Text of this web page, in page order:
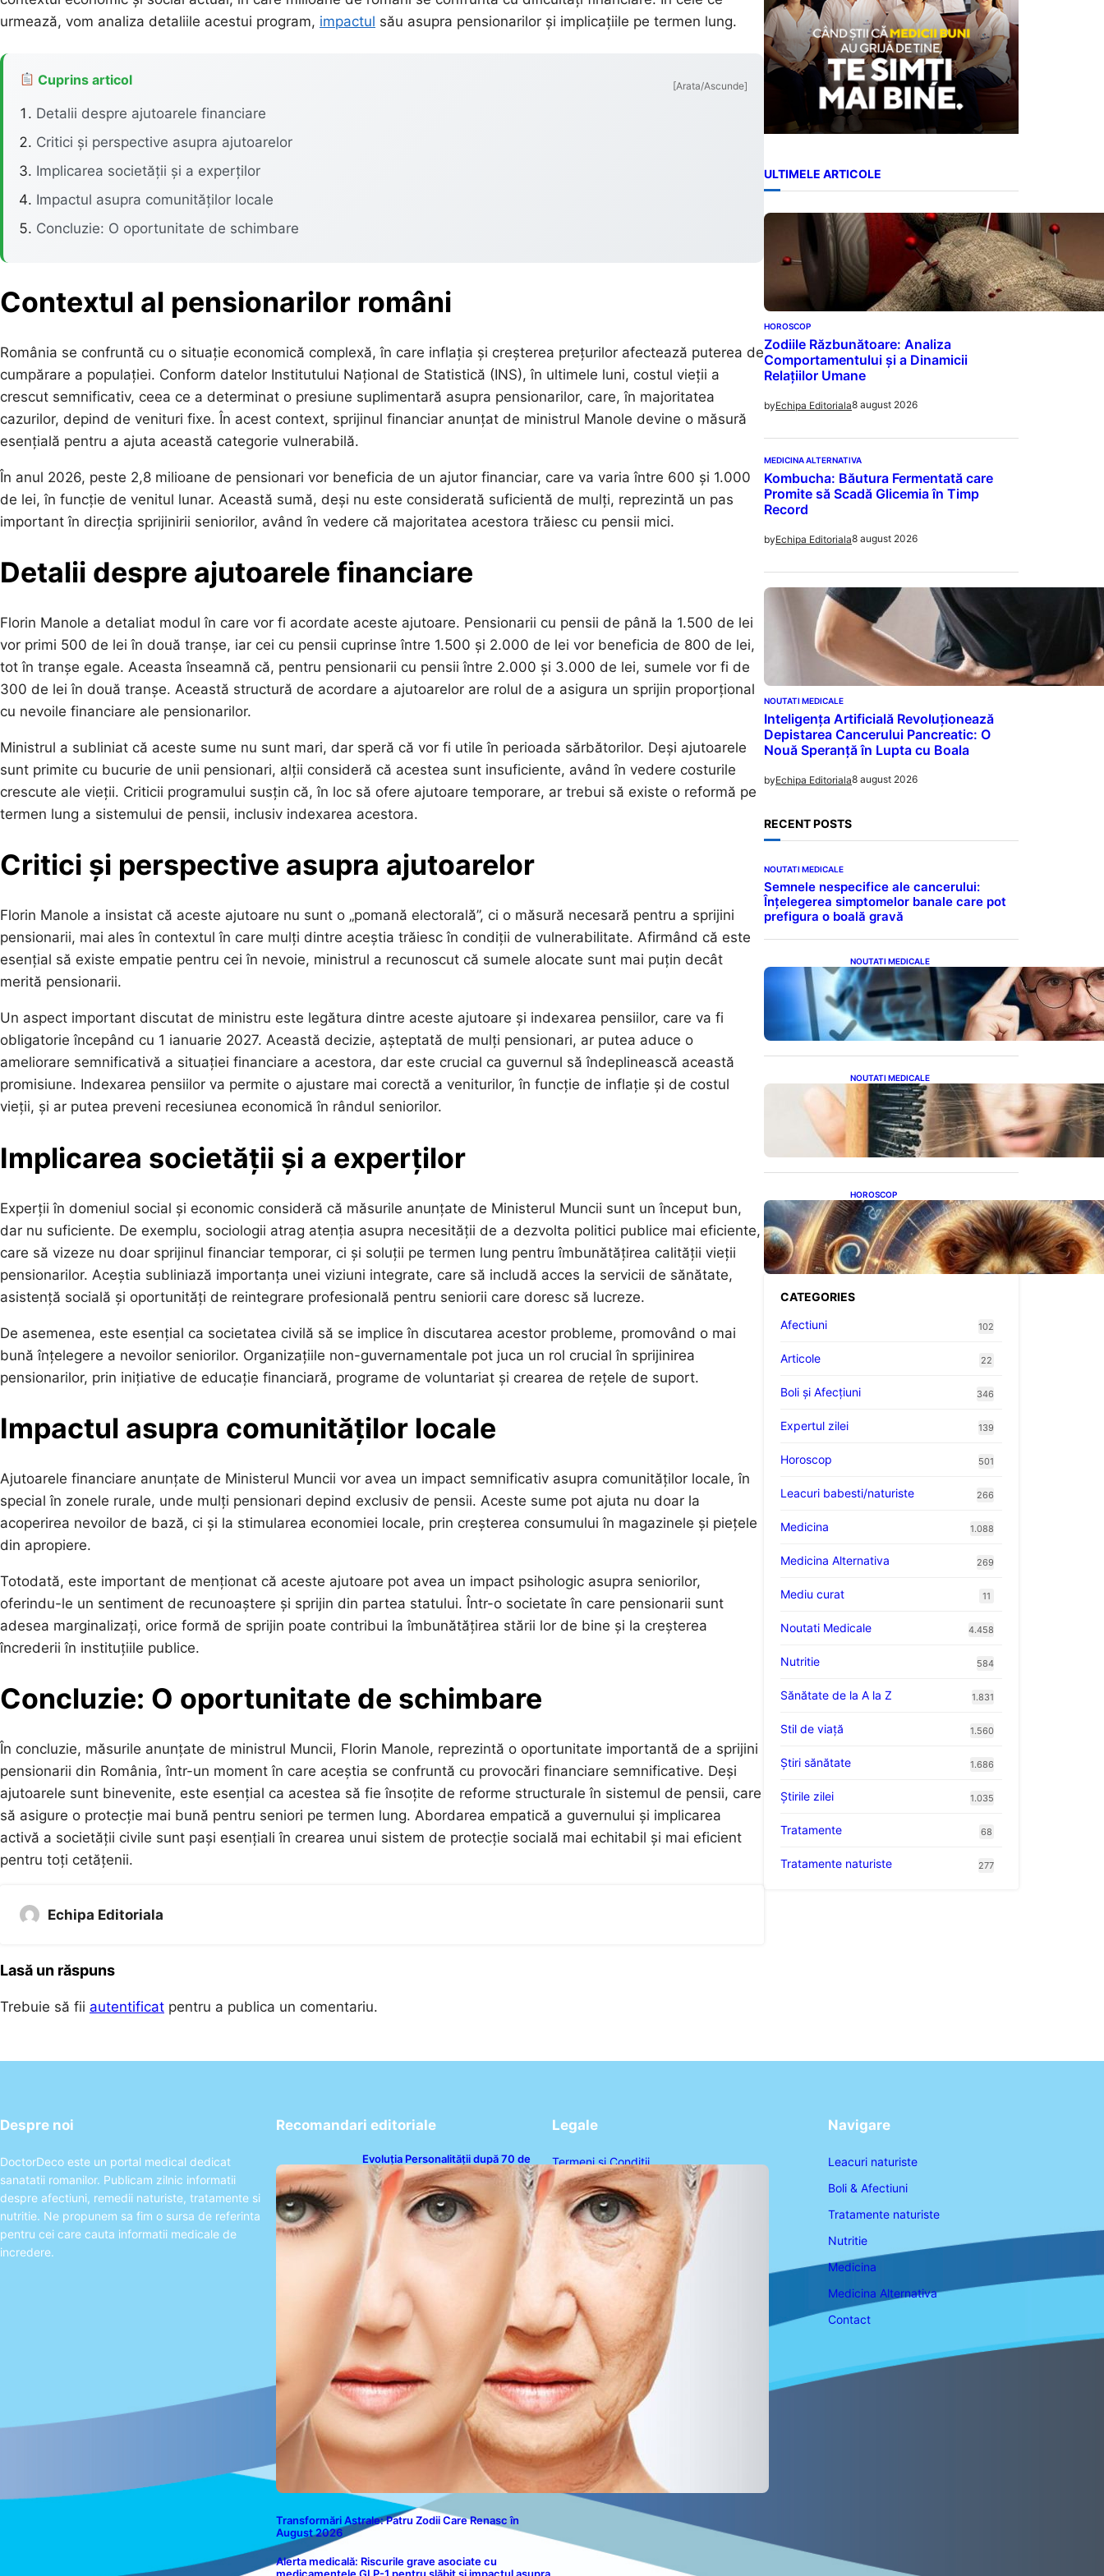
urmează, vom analiza detaliile acestui program, impactul său asupra pensionarilor și implicațiile pe termen lung.
Cuprins articol [Arata/Ascunde]
Detalii despre ajutoarele financiare
Critici și perspective asupra ajutoarelor
Implicarea societății și a experților
Impactul asupra comunităților locale
Concluzie: O oportunitate de schimbare
Contextul al pensionarilor români
România se confruntă cu o situație economică complexă, în care inflația și creșterea prețurilor afectează puterea de
cumpărare a populației. Conform datelor Institutului Național de Statistică (INS), în ultimele luni, costul vieții a
crescut semnificativ, ceea ce a determinat o presiune suplimentară asupra pensionarilor, care, în majoritatea
cazurilor, depind de venituri fixe. În acest context, sprijinul financiar anunțat de ministrul Manole devine o măsură
esențială pentru a ajuta această categorie vulnerabilă.
În anul 2026, peste 2,8 milioane de pensionari vor beneficia de un ajutor financiar, care va varia între 600 și 1.000
de lei, în funcție de venitul lunar. Această sumă, deși nu este considerată suficientă de mulți, reprezintă un pas
important în direcția sprijinirii seniorilor, având în vedere că majoritatea acestora trăiesc cu pensii mici.
Detalii despre ajutoarele financiare
Florin Manole a detaliat modul în care vor fi acordate aceste ajutoare. Pensionarii cu pensii de până la 1.500 de lei
vor primi 500 de lei în două tranșe, iar cei cu pensii cuprinse între 1.500 și 2.000 de lei vor beneficia de 800 de lei,
tot în tranșe egale. Aceasta înseamnă că, pentru pensionarii cu pensii între 2.000 și 3.000 de lei, sumele vor fi de
300 de lei în două tranșe. Această structură de acordare a ajutoarelor are rolul de a asigura un sprijin proporțional
cu nevoile financiare ale pensionarilor.
Ministrul a subliniat că aceste sume nu sunt mari, dar speră că vor fi utile în perioada sărbătorilor. Deși ajutoarele
sunt primite cu bucurie de unii pensionari, alții consideră că acestea sunt insuficiente, având în vedere costurile
crescute ale vieții. Criticii programului susțin că, în loc să ofere ajutoare temporare, ar trebui să existe o reformă pe
termen lung a sistemului de pensii, inclusiv indexarea acestora.
Critici și perspective asupra ajutoarelor
Florin Manole a insistat că aceste ajutoare nu sunt o „pomană electorală”, ci o măsură necesară pentru a sprijini
pensionarii, mai ales în contextul în care mulți dintre aceștia trăiesc în condiții de vulnerabilitate. Afirmând că este
esențial să existe empatie pentru cei în nevoie, ministrul a recunoscut că sumele alocate sunt mai puțin decât
merită pensionarii.
Un aspect important discutat de ministru este legătura dintre aceste ajutoare și indexarea pensiilor, care va fi
obligatorie începând cu 1 ianuarie 2027. Această decizie, așteptată de mulți pensionari, ar putea aduce o
ameliorare semnificativă a situației financiare a acestora, dar este crucial ca guvernul să îndeplinească această
promisiune. Indexarea pensiilor va permite o ajustare mai corectă a veniturilor, în funcție de inflație și de costul
vieții, și ar putea preveni recesiunea economică în rândul seniorilor.
Implicarea societății și a experților
Experții în domeniul social și economic consideră că măsurile anunțate de Ministerul Muncii sunt un început bun,
dar nu suficiente. De exemplu, sociologii atrag atenția asupra necesității de a dezvolta politici publice mai eficiente,
care să vizeze nu doar sprijinul financiar temporar, ci și soluții pe termen lung pentru îmbunătățirea calității vieții
pensionarilor. Aceștia subliniază importanța unei viziuni integrate, care să includă acces la servicii de sănătate,
asistență socială și oportunități de reintegrare profesională pentru seniorii care doresc să lucreze.
De asemenea, este esențial ca societatea civilă să se implice în discutarea acestor probleme, promovând o mai
bună înțelegere a nevoilor seniorilor. Organizațiile non-guvernamentale pot juca un rol crucial în sprijinirea
pensionarilor, prin inițiative de educație financiară, programe de voluntariat și crearea de rețele de suport.
Impactul asupra comunităților locale
Ajutoarele financiare anunțate de Ministerul Muncii vor avea un impact semnificativ asupra comunităților locale, în
special în zonele rurale, unde mulți pensionari depind exclusiv de pensii. Aceste sume pot ajuta nu doar la
acoperirea nevoilor de bază, ci și la stimularea economiei locale, prin creșterea consumului în magazinele și piețele
din apropiere.
Totodată, este important de menționat că aceste ajutoare pot avea un impact psihologic asupra seniorilor,
oferindu-le un sentiment de recunoaștere și sprijin din partea statului. Într-o societate în care pensionarii sunt
adesea marginalizați, orice formă de sprijin poate contribui la îmbunătățirea stării lor de bine și la creșterea
încrederii în instituțiile publice.
Concluzie: O oportunitate de schimbare
În concluzie, măsurile anunțate de ministrul Muncii, Florin Manole, reprezintă o oportunitate importantă de a sprijini
pensionarii din România, într-un moment în care aceștia se confruntă cu provocări financiare semnificative. Deși
ajutoarele sunt binevenite, este esențial ca acestea să fie însoțite de reforme structurale în sistemul de pensii, care
să asigure o protecție mai bună pentru seniori pe termen lung. Abordarea empatică a guvernului și implicarea
activă a societății civile sunt pași esențiali în crearea unui sistem de protecție socială mai echitabil și mai eficient
pentru toți cetățenii.
Echipa Editoriala
Lasă un răspuns
Trebuie să fii autentificat pentru a publica un comentariu.
ULTIMELE ARTICOLE
HOROSCOP
Zodiile Răzbunătoare: Analiza
Comportamentului și a Dinamicii
Relațiilor Umane
byEchipa Editoriala8 august 2026
MEDICINA ALTERNATIVA
Kombucha: Băutura Fermentată care
Promite să Scadă Glicemia în Timp
Record
byEchipa Editoriala8 august 2026
NOUTATI MEDICALE
Inteligența Artificială Revoluționează
Depistarea Cancerului Pancreatic: O
Nouă Speranță în Lupta cu Boala
byEchipa Editoriala8 august 2026
RECENT POSTS
NOUTATI MEDICALE
Semnele nespecifice ale cancerului:
Înțelegerea simptomelor banale care pot
prefigura o boală gravă
NOUTATI MEDICALE
Inteligența dincolo de note:
Semnele unui IQ ridicat
care nu țin de școală
NOUTATI MEDICALE
Semnele unei deficiențe de
proteine: Impactul asupra
sănătății tale
HOROSCOP
Portalul Leului 8/8:
Oportunități de Abundență
pentru Cinci Zodii în 2026
CATEGORIES
Afectiuni
102
Articole 22
Boli și Afecțiuni 346
Expertul zilei 139
Horoscop 501
Leacuri babesti/naturiste 266
Medicina 1.088
Medicina Alternativa 269
Mediu curat 11
Noutati Medicale 4.458
Nutritie 584
Sănătate de la A la Z 1.831
Stil de viaţă 1.560
Ştiri sănătate 1.686
Știrile zilei 1.035
Tratamente 68
Tratamente naturiste 277
Despre noi
DoctorDeco este un portal medical dedicat
sanatatii romanilor. Publicam zilnic informatii
despre afectiuni, remedii naturiste, tratamente si
nutritie. Ne propunem sa fim o sursa de referinta
pentru cei care cauta informatii medicale de
incredere.
Recomandari editoriale
Evoluția Personalității după 70 de
Ani: Ce Revelații Ne Oferă Studiile
Psihologice
Transformări Astrale: Patru Zodii Care Renasc în
August 2026
Alerta medicală: Riscurile grave asociate cu
Legale
Termeni și Condiții
Politica de Confidențialitate
Politica de Cookies
Disclaimer
Navigare
Leacuri naturiste
Boli & Afectiuni
Tratamente naturiste
Nutritie
Medicina
Medicina Alternativa
Contact